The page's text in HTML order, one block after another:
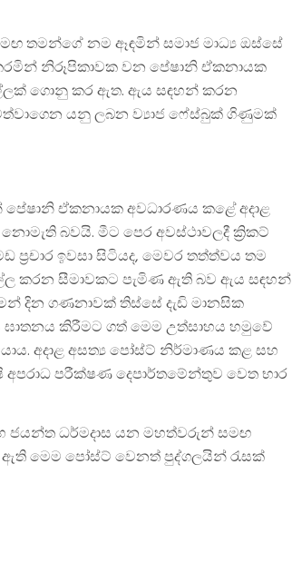
තමන්ගේ නම ඈඳමින් සමාජ මාධ්‍ය ඔස්සේ
නිරූපිකාවක වන පේෂානි ඒකනායක
ගොනු කර ඇත. ඇය සඳහන් කරන
යනු ලබන ව්‍යාජ ෆේස්බුක් ගිණුමක්
ඒකනායක අවධාරණය කළේ අදාළ
බවයි. මීට පෙර අවස්ථාවලදී ක්‍රිකට්
ඉවසා සිටියද, මෙවර තත්ත්වය තම
කරන සීමාවකට පැමිණ ඇති බව ඇය සඳහන්
දින ගණනාවක් තිස්සේ දැඩි මානසික
කිරීමට ගත් මෙම උත්සාහය හමුවේ
අදාළ අසත්‍ය පෝස්ට් නිර්මාණය කළ සහ
පරීක්ෂණ දෙපාර්තමේන්තුව වෙත භාර
ජයන්ත ධර්මදාස යන මහත්වරුන් සමඟ
මෙම පෝස්ට් වෙනත් පුද්ගලයින් රැසක්